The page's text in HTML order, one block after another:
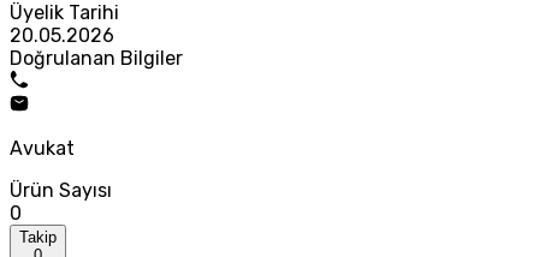
Üyelik Tarihi
20.05.2026
Doğrulanan Bilgiler
Avukat
Ürün Sayısı
0
Takip